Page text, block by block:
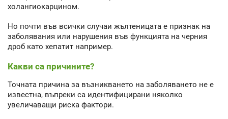
холангиокарцином.
Но почти във всички случаи жълтеницата е признак на
заболявания или нарушения във функцията на черния
дроб като хепатит например.
Какви са причините?
Точната причина за възникването на заболяването не е
известна, въпреки са идентифицирани няколко
увеличаващи риска фактори.